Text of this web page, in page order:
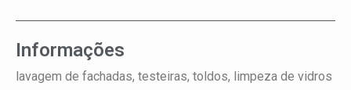
Informações
lavagem de fachadas, testeiras, toldos, limpeza de vidros